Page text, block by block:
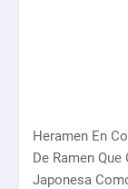
Heramen En
De Ramen
Japonesa